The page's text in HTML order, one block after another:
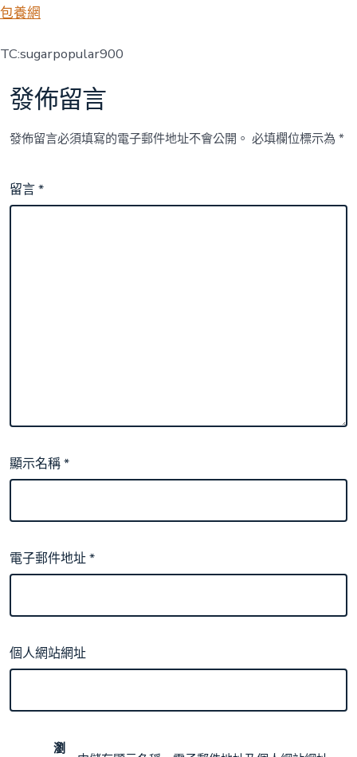
包養網
TC:sugarpopular900
發佈留言
發佈留言必須填寫的電子郵件地址不會公開。 必填欄位標示為*
留言*
顯示名稱*
電子郵件地址*
個人網站網址
瀏